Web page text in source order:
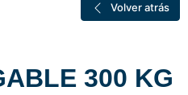
Volver atrás
300 KG